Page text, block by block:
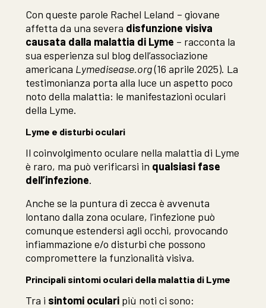
Con queste parole Rachel Leland – giovane
affetta da una severa disfunzione visiva
causata dalla malattia di Lyme – racconta la
sua esperienza sul blog dell’associazione
americana Lymedisease.org(16 aprile 2025). La
testimonianza porta alla luce un aspetto poco
noto della malattia: le manifestazioni oculari
della Lyme.
Lyme e disturbi oculari
Il coinvolgimento oculare nella malattia di Lyme
è raro, ma può verificarsi in qualsiasi fase
dell’infezione.
Anche se la puntura di zecca è avvenuta
lontano dalla zona oculare, l’infezione può
comunque estendersi agli occhi, provocando
infiammazione e/o disturbi che possono
compromettere la funzionalità visiva.
Principali sintomi oculari della malattia di Lyme
Tra i sintomi oculari più noti ci sono: